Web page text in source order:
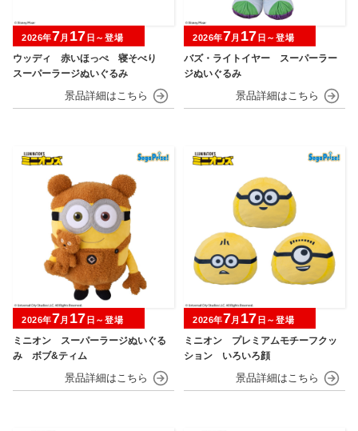
ウッディ 赤いほっぺ 寝そべり
スーパーラージぬいぐるみ
2026年7月 17 日～登場
バズ・ライトイヤー スーパーラー
ジぬいぐるみ
2026年7月 17 日～登場
ミニオン スーパーラージぬいぐる
み ボブ&ティム
2026年7月 17 日～登場
ミニオン プレミアムモチーフクッ
ション いろいろ顔
2026年7月 17 日～登場